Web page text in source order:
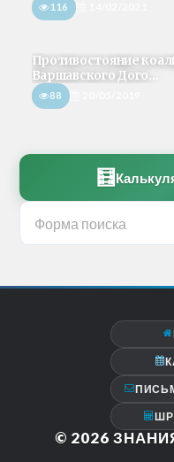
116
Противостояние
Варшавского Дого...
88
🧮
© 2026